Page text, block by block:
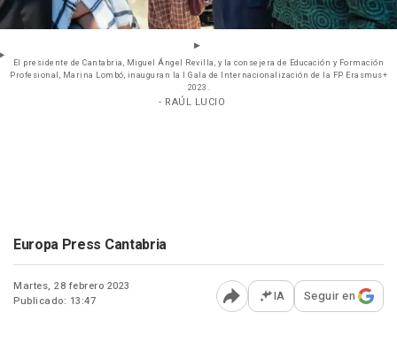
El presidente de Cantabria, Miguel Ángel Revilla, y la consejera de Educación y Formación
Profesional, Marina Lombó, inauguran la I Gala de Internacionalización de la FP Erasmus+
2023.
- RAÚL LUCIO
Europa Press Cantabria
Martes, 28 febrero 2023
Publicado: 13:47
Abrir opciones para
IA Seguir en